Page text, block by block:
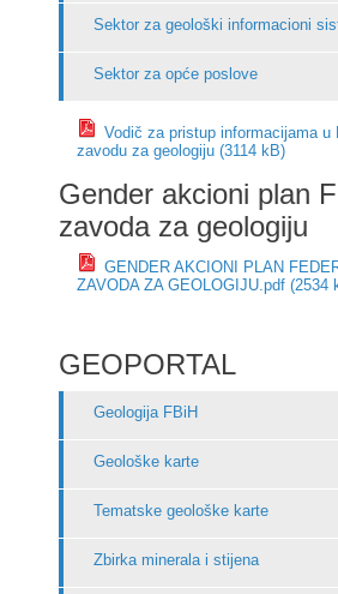
Sektor za geološki informacioni
Sektor za opće poslove
Vodič za pristup informacijama u
zavodu za geologiju (3114 kB)
Gender akcioni plan
zavoda za geologiju
GENDER AKCIONI PLAN
ZAVODA ZA GEOLOGIJU.pdf (2534
GEOPORTAL
Geologija FBiH
Geološke karte
Tematske geološke karte
Zbirka minerala i stijena